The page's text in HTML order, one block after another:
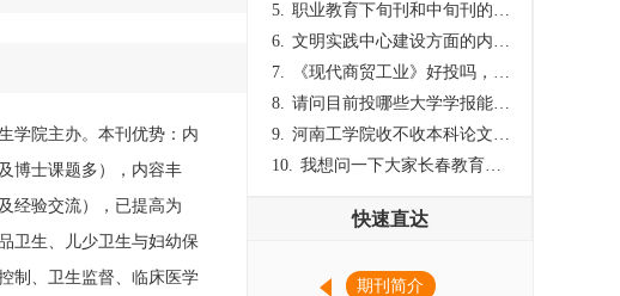
学院主办。本刊优势：内
博士课题多），内容丰
经验交流），已提高为
卫生、儿少卫生与妇幼保
制、卫生监督、临床医学
5. 职业教育下旬刊和中旬刊的国内刊号一样，他们有什么区别，两本刊物都是真的吗？
6. 文明实践中心建设方面的内容适合那种期刊
7.
《现代商贸工业》好投吗，版面费多少？
8. 请问目前投哪些大学学报能较快出刊啊
9. 河南工学院收不收本科论文呀？
10. 我想问一下大家长春教育学院学报是本科学报吗？
快速直达
期刊简介